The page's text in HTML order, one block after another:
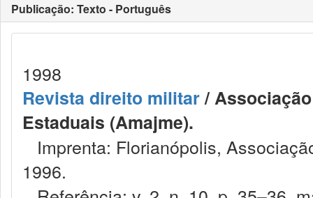
Publicação: Texto - Português
1998
Revista direito militar/
Estaduais (Amajme).
Imprenta: Florianópolis,
1996.